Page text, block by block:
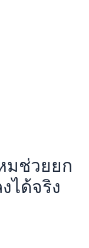
มช่วยยก
ได้จริง